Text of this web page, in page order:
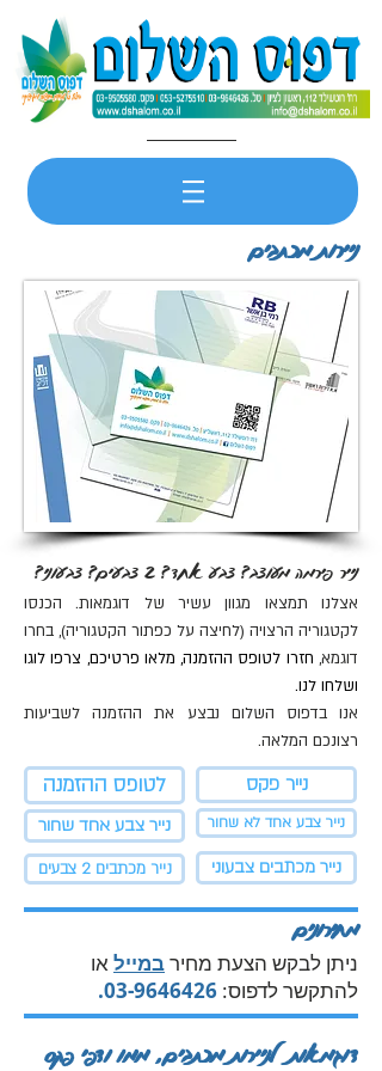
ניירות מכתבים
נייר פירמה מעוצב? צבע אחד? 2 צבעים? צבעוני?
אצלנו תמצאו מגוון עשיר של דוגמאות. הכנסו
לקטגוריה הרצויה (לחיצה על כפתור הקטגוריה), בחרו
דוגמא, חזרו לטופס ההזמנה, מלאו פרטיכם, צרפו לוגו
ושלחו לנו.
אנו בדפוס השלום נבצע את ההזמנה לשביעות
רצונכם המלאה.
לטופס ההזמנה נייר פקס
נייר צבע אחד שחור נייר צבע אחד לא שחור
נייר מכתבים 2 צבעים נייר מכתבים צבעוני
מחירונים
ניתן לבקש הצעת מחירבמיילאו
להתקשר לדפוס: 03-9646426
.
דוגמאות לניירות מכתבים, ממו ודפי פקס